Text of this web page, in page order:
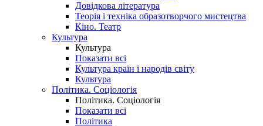
Довідкова література
Теорія і техніка образотворчого мистецтва
Кіно. Театр
Культура
Культура
Показати всі
Культура країн і народів світу
Культура
Політика. Соціологія
Політика. Соціологія
Показати всі
Політика